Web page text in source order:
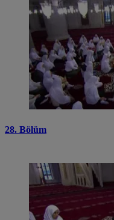
28. Bölüm